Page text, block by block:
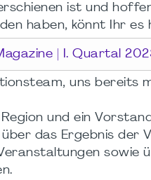
ist und
haben, könnt Ihr es
| I. Quartal
uns bereits
und ein
das Ergebnis der
sowie